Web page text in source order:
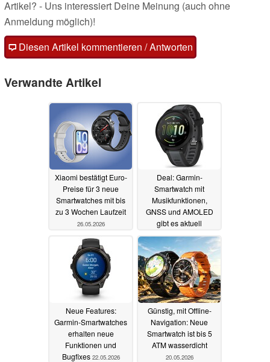
Artikel? - Uns interessiert Deine Meinung (auch ohne
Anmeldung möglich)!
Diesen Artikel kommentieren / Antworten
Verwandte Artikel
Xiaomi bestätigt Euro-
Preise für 3 neue
Smartwatches mit bis
zu 3 Wochen Laufzeit
26.05.2026
Deal: Garmin-
Smartwatch mit
Musikfunktionen,
GNSS und AMOLED
gibt es aktuell
günstiger22.05.2026
Neue Features:
Garmin-Smartwatches
erhalten neue
Funktionen und
Bugfixes 22.05.2026
Günstig, mit Offline-
Navigation: Neue
Smartwatch ist bis 5
ATM wasserdicht
20.05.2026